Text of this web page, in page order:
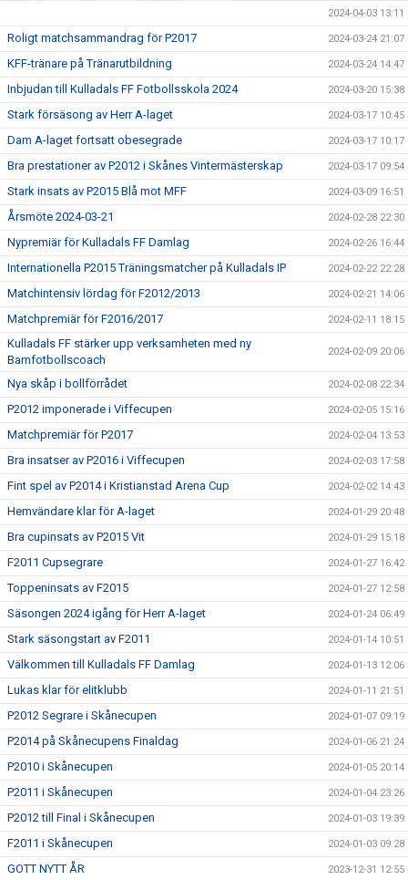
2024-04-03 13:11
Roligt matchsammandrag för P2017 2024-03-24 21:07
KFF-tränare på Tränarutbildning 2024-03-24 14:47
Inbjudan till Kulladals FF Fotbollsskola 2024 2024-03-20 15:38
Stark försäsong av Herr A-laget 2024-03-17 10:45
Dam A-laget fortsatt obesegrade 2024-03-17 10:17
Bra prestationer av P2012 i Skånes Vintermästerskap 2024-03-17 09:54
Stark insats av P2015 Blå mot MFF 2024-03-09 16:51
Årsmöte 2024-03-21 2024-02-28 22:30
Nypremiär för Kulladals FF Damlag 2024-02-26 16:44
Internationella P2015 Träningsmatcher på Kulladals IP 2024-02-22 22:28
Matchintensiv lördag för F2012/2013 2024-02-21 14:06
Matchpremiär för F2016/2017 2024-02-11 18:15
Kulladals FF stärker upp verksamheten med ny
Barnfotbollscoach
2024-02-09 20:06
Nya skåp i bollförrådet 2024-02-08 22:34
P2012 imponerade i Viffecupen 2024-02-05 15:16
Matchpremiär för P2017 2024-02-04 13:53
Bra insatser av P2016 i Viffecupen 2024-02-03 17:58
Fint spel av P2014 i Kristianstad Arena Cup 2024-02-02 14:43
Hemvändare klar för A-laget 2024-01-29 20:48
Bra cupinsats av P2015 Vit 2024-01-29 15:18
F2011 Cupsegrare 2024-01-27 16:42
Toppeninsats av F2015 2024-01-27 12:58
Säsongen 2024 igång för Herr A-laget 2024-01-24 06:49
Stark säsongstart av F2011 2024-01-14 10:51
Välkommen till Kulladals FF Damlag 2024-01-13 12:06
Lukas klar för elitklubb 2024-01-11 21:51
P2012 Segrare i Skånecupen 2024-01-07 09:19
P2014 på Skånecupens Finaldag 2024-01-06 21:24
P2010 i Skånecupen 2024-01-05 20:14
P2011 i Skånecupen 2024-01-04 23:26
P2012 till Final i Skånecupen 2024-01-03 19:39
F2011 i Skånecupen 2024-01-03 09:28
GOTT NYTT ÅR 2023-12-31 12:55